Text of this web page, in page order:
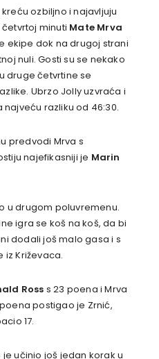
ozbiljno i najavljuju
minuti Mate Mrva
ekipe dok na drugoj strani
nuli. Gosti su se nekako
druge četvrtine se
Ubrzo Jolly uzvraća i
razliku od 46:30.
predvodi Mrva s
najefikasniji je Marin
u drugom poluvremenu.
igra se koš na koš, da bi
dodali još malo gasa i s
iz Križevaca.
Ross s 23 poena i Mrva
postigao je Zrnić,
17.
učinio još jedan korak u